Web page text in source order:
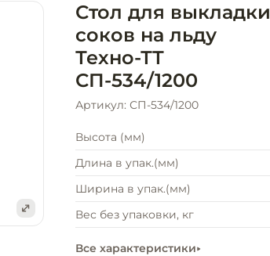
Стол для выкладки
соков на льду
Техно-ТТ
СП-534/1200
Артикул: СП-534/1200
Высота (мм)
Длина в упак.(мм)
Ширина в упак.(мм)
Вес без упаковки, кг
Все характеристики